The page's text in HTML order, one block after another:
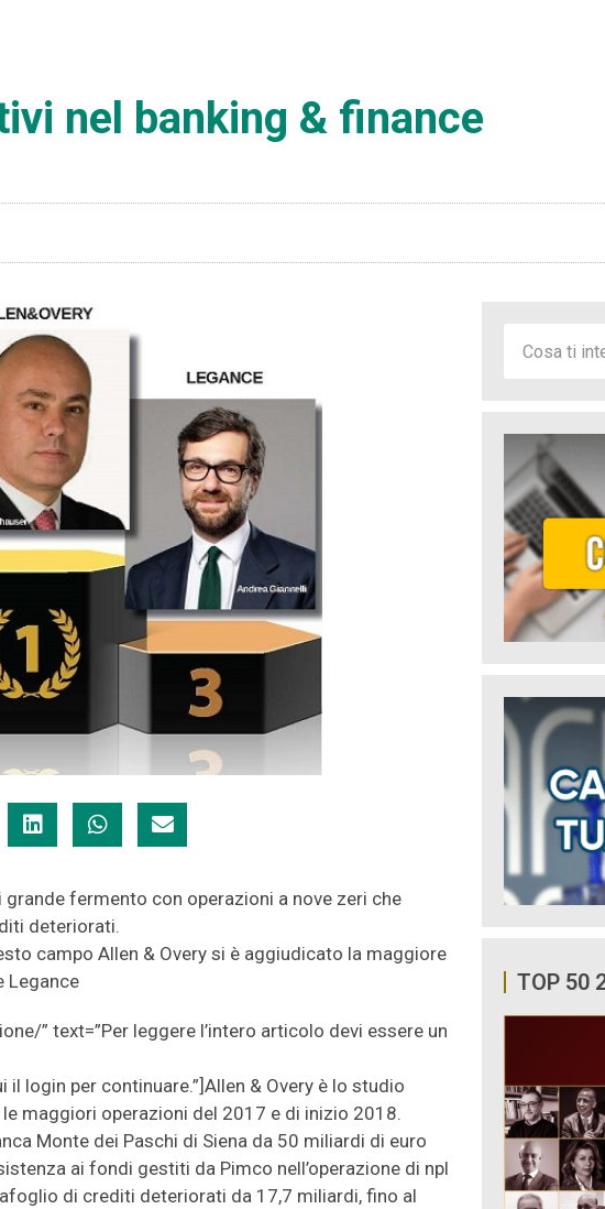
nel banking & finance
fermento con operazioni a nove zeri che
deteriorati.
campo Allen & Overy si è aggiudicato la maggiore
Legance
” text=”Per leggere l’intero articolo devi essere un
login per continuare.”]Allen & Overy è lo studio
maggiori operazioni del 2017 e di inizio 2018.
Monte dei Paschi di Siena da 50 miliardi di euro
ai fondi gestiti da Pimco nell’operazione di npl
di crediti deteriorati da 17,7 miliardi, fino al
TOP 50